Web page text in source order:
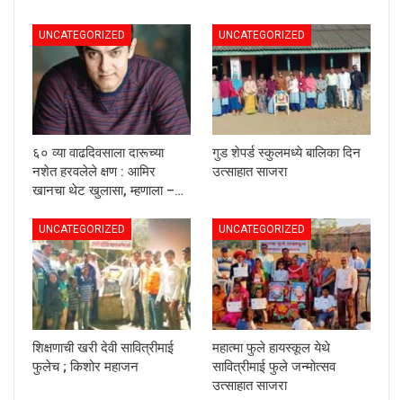
UNCATEGORIZED
६० व्या वाढदिवसाला दारूच्या
नशेत हरवलेले क्षण : आमिर
खानचा थेट खुलासा, म्हणाला –…
UNCATEGORIZED
गुड शेपर्ड स्कुलमध्ये बालिका दिन
उत्साहात साजरा
UNCATEGORIZED
शिक्षणाची खरी देवी सावित्रीमाई
फुलेच ; किशोर महाजन
UNCATEGORIZED
महात्मा फुले हायस्कूल येथे
सावित्रीमाई फुले जन्मोत्सव
उत्साहात साजरा